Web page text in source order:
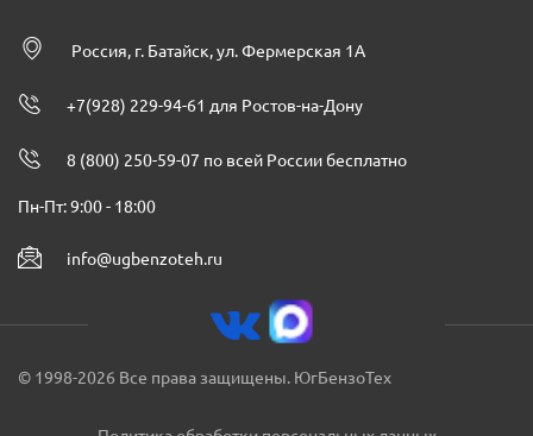
Россия, г. Батайск, ул. Фермерская 1А
+7(928) 229-94-61 для Ростов-на-Дону
8 (800) 250-59-07 по всей России бесплатно
Пн-Пт: 9:00 - 18:00
info@ugbenzoteh.ru
© 1998-2026 Все права защищены. ЮгБензоТех